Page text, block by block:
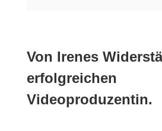
Von Irenes
erfolgreichen
Videoproduzentin.